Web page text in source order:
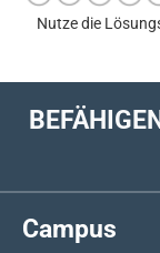
Nutze die
Campus